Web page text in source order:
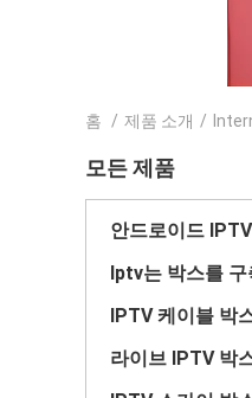
홈 / 제품 소개 /
모든 제품
안드로이드
Iptv는 박스를
IPTV 케이블 박
라이브 IPTV 박